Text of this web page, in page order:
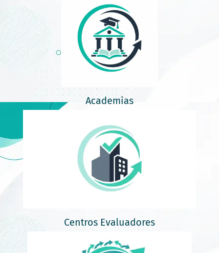
Academias
Centros Evaluadores